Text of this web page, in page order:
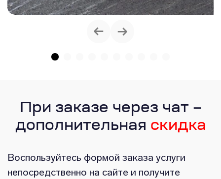
При заказе через чат –
дополнительная скидка
Воспользуйтесь формой заказа услуги
непосредственно на сайте и получите